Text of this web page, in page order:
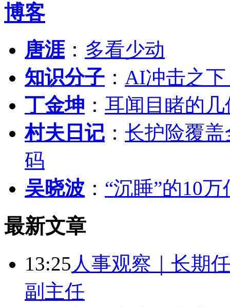
博客
唐涯： 多看少动
知识分子 ： AI冲击之
丁金坤 ： 耳闻目睹的
村夫日记 ： 长护险覆
码
吴晓波 ： “沉睡”的10
最新文章
13:25 人事观察｜长期
副主任